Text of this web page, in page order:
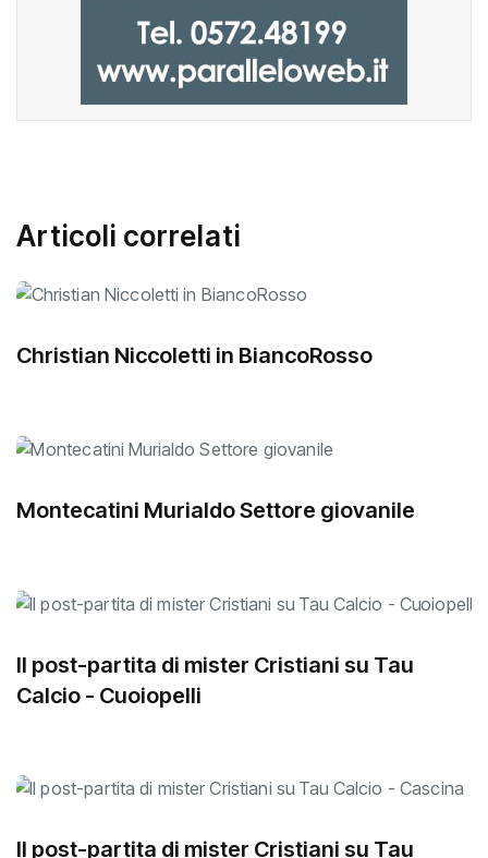
Articoli correlati
Christian Niccoletti in BiancoRosso
Montecatini Murialdo Settore giovanile
Il post-partita di mister Cristiani su Tau
Calcio - Cuoiopelli
Il post-partita di mister Cristiani su Tau